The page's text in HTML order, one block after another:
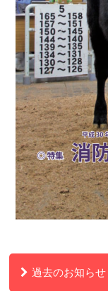
過去のお知らせ